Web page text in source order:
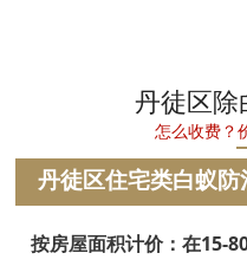
嘉兴白蚁防治
平湖白蚁防治
丹徒区除
怎么收费？
丹徒区住宅类白蚁防
按房屋面积计价：在15-